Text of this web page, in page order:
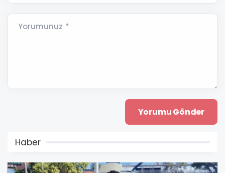
Yorumunuz *
Haber